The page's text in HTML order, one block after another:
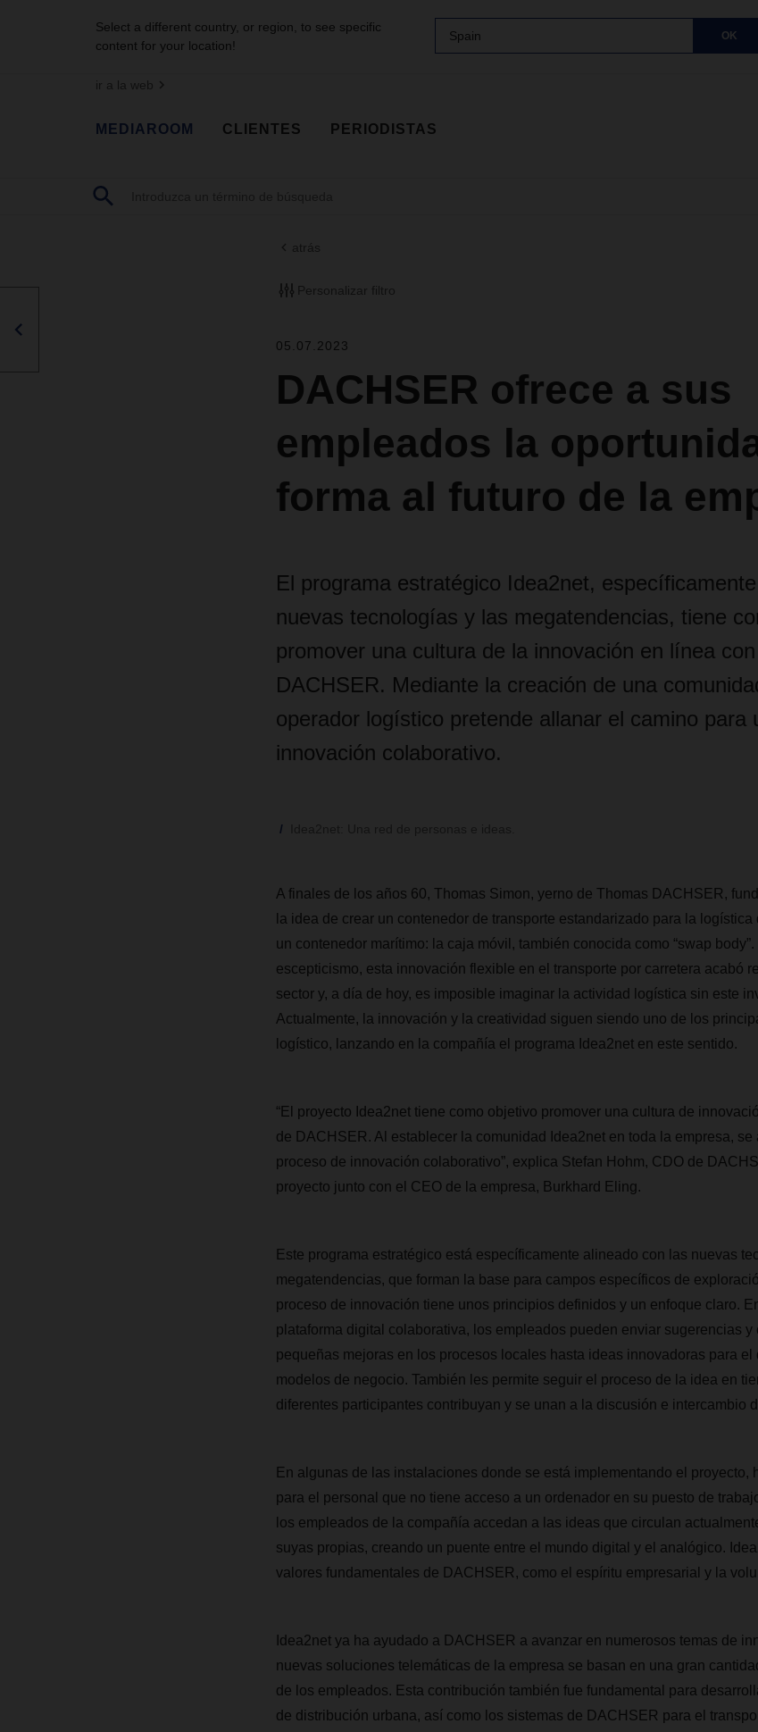
Select a different country, or region, to see specific
content for your location!
Spain OK
ir a la web
MEDIAROOM CLIENTES PERIODISTAS
atrás
Personalizar filtro
05.07.2023
DACHSER ofrece a sus
empleados la
forma al futuro de la
El programa estratégico Idea2net,
nuevas tecnologías y las megatendencias, tiene
promover una cultura de la innovación en línea
DACHSER. Mediante la creación de una
operador logístico pretende allanar el camino para
innovación colaborativo.
A finales de los años 60, Thomas Simon, yerno de Thomas DACHSER,
la idea de crear un contenedor de transporte estandarizado para la
un contenedor marítimo: la caja móvil, también conocida como “swap
escepticismo, esta innovación flexible en el transporte por carretera acabó
sector y, a día de hoy, es imposible imaginar la actividad logística sin este
Actualmente, la innovación y la creatividad siguen siendo uno de los
logístico, lanzando en la compañía el programa Idea2net en este sentido.
“El proyecto Idea2net tiene como objetivo promover una cultura de
de DACHSER. Al establecer la comunidad Idea2net en toda la empresa,
proceso de innovación colaborativo”, explica Stefan Hohm, CDO de
proyecto junto con el CEO de la empresa, Burkhard Eling.
Este programa estratégico está específicamente alineado con las nuevas
megatendencias, que forman la base para campos específicos de
proceso de innovación tiene unos principios definidos y un enfoque claro.
plataforma digital colaborativa, los empleados pueden enviar sugerencias y
pequeñas mejoras en los procesos locales hasta ideas innovadoras para el
modelos de negocio. También les permite seguir el proceso de la idea en
diferentes participantes contribuyan y se unan a la discusión e intercambio
En algunas de las instalaciones donde se está implementando el proyecto,
para el personal que no tiene acceso a un ordenador en su puesto de
los empleados de la compañía accedan a las ideas que circulan
suyas propias, creando un puente entre el mundo digital y el analógico.
valores fundamentales de DACHSER, como el espíritu empresarial y la
Idea2net ya ha ayudado a DACHSER a avanzar en numerosos temas de
nuevas soluciones telemáticas de la empresa se basan en una gran
de los empleados. Esta contribución también fue fundamental para
de distribución urbana, así como los sistemas de DACHSER para el